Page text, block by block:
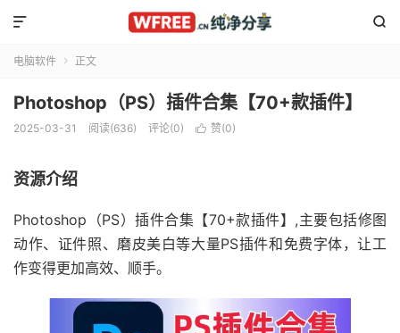


电脑软件  正文
Photoshop（PS）插件合集【70+款插件】
2025-03-31 阅读(636) 评论(0)  赞(0)
资源介绍
Photoshop（PS）插件合集【70+款插件】,主要包括修图
动作、证件照、磨皮美白等大量PS插件和免费字体，让工
作变得更加高效、顺手。